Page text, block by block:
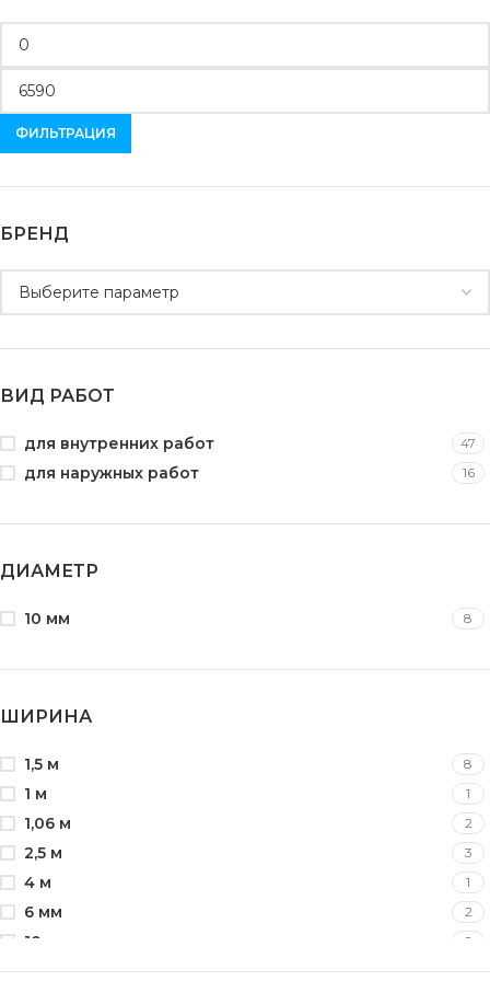
ФИЛЬТРАЦИЯ
БРЕНД
ВИД РАБОТ
для внутренних работ 47
для наружных работ 16
ДИАМЕТР
10 мм 8
ШИРИНА
1,5 м 8
1 м 1
1,06 м 2
2,5 м 3
4 м 1
6 мм 2
10 мм 2
24 мм 3